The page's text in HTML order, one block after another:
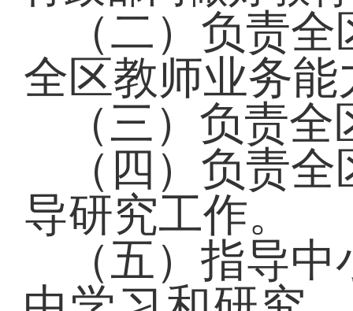
（二）负责
全区教师业务
（三）负责
（四）负责
导研究工作。
（五）指导